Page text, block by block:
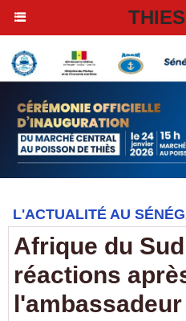
L'ACTUALITÉ AU
Afrique du
réactions